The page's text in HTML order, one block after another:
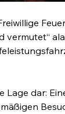
vermutet“
dar: